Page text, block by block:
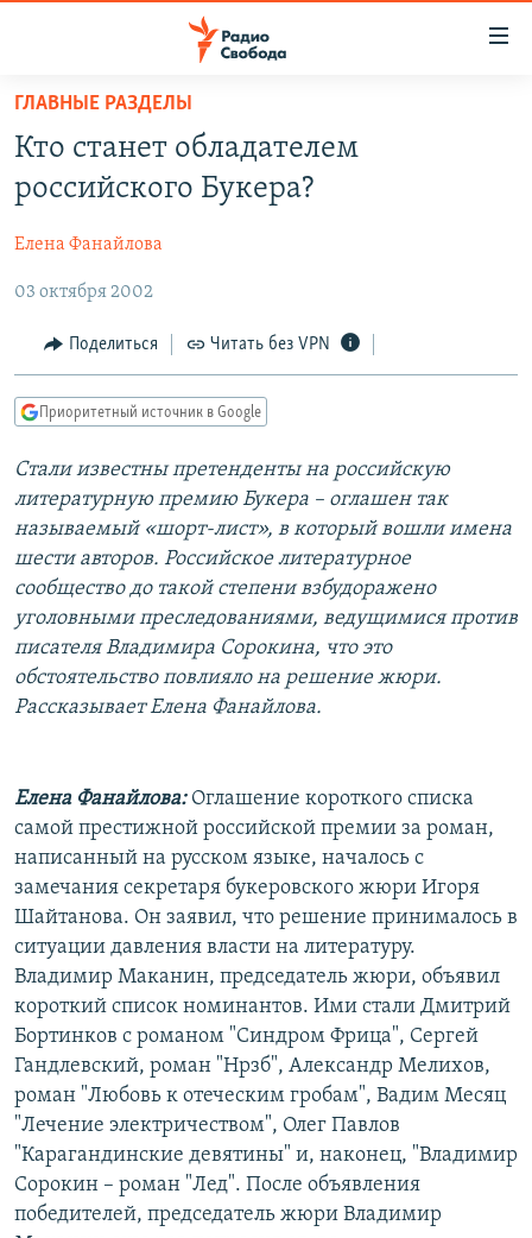
упрощенного
доступа
основному
Вернутся
главной
навигации
Вернутся
поиску
АВТОРСКИЕ ПРОЕКТЫ
ЦИТАТЫ СВОБОДЫ
МНЕНИЯ
КУЛЬТУРА
IDEL.РЕАЛИИ
КАВКАЗ.РЕАЛИИ
СЕВЕР.РЕАЛИИ
СИБИРЬ.РЕАЛИИ
РАСПИСАНИЕ ВЕЩАНИЯ
ПОДПИШИТЕСЬ НА РАССЫЛКУ
СОЦИАЛЬНЫЕ СЕТИ
Все сайты РСЕ/РС
ГЛАВНЫЕ РАЗДЕЛЫ
Кто станет обладателем
российского Букера?
Елена Фанайлова
03 октября 2002
Поделиться Читать без VPN
Приоритетный источник в Google
Стали известны претенденты на российскую
литературную премию Букера – оглашен так
называемый «шорт-лист», в который вошли имена
шести авторов. Российское литературное
сообщество до такой степени взбудоражено
уголовными преследованиями, ведущимися против
писателя Владимира Сорокина, что это
обстоятельство повлияло на решение жюри.
Рассказывает Елена Фанайлова.
Елена Фанайлова:Оглашение короткого списка
самой престижной российской премии за роман,
написанный на русском языке, началось с
замечания секретаря букеровского жюри Игоря
Шайтанова. Он заявил, что решение принималось в
ситуации давления власти на литературу.
Владимир Маканин, председатель жюри, объявил
короткий список номинантов. Ими стали Дмитрий
Бортинков с романом "Синдром Фрица", Сергей
Гандлевский, роман "Нрзб", Александр Мелихов,
роман "Любовь к отеческим гробам", Вадим Месяц
"Лечение электричеством", Олег Павлов
"Карагандинские девятины" и, наконец, "Владимир
Сорокин – роман "Лед". После объявления
победителей, председатель жюри Владимир